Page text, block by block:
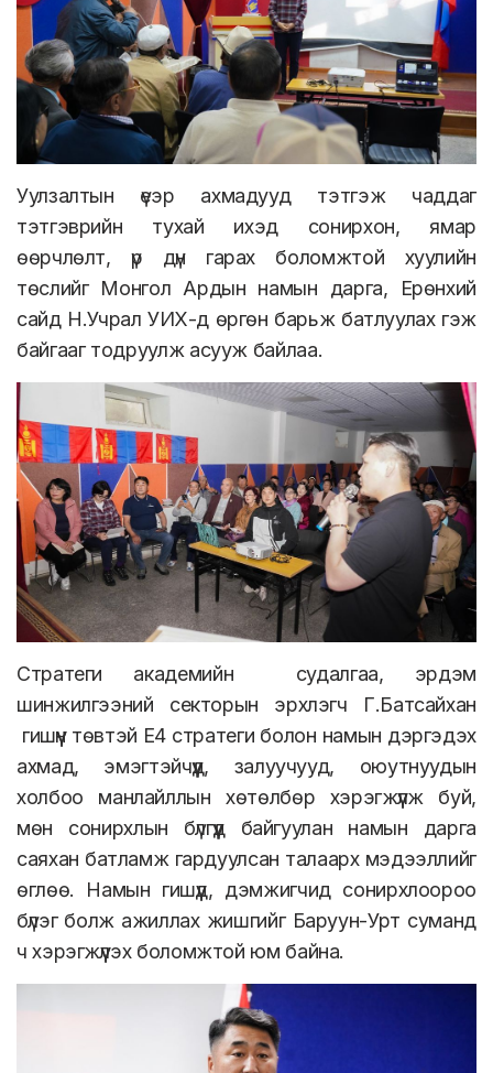
Уулзалтын үеэр ахмадууд тэтгэж чаддаг
тэтгэврийн тухай ихэд сонирхон, ямар
өөрчлөлт, үр дүн гарах боломжтой хуулийн
төслийг Монгол Ардын намын дарга, Ерөнхий
сайд Н.Учрал УИХ-д өргөн барьж батлуулах гэж
байгааг тодруулж асууж байлаа.
Стратеги академийн судалгаа, эрдэм
шинжилгээний секторын эрхлэгч Г.Батсайхан
гишүүн төвтэй E4 стратеги болон намын дэргэдэх
ахмад, эмэгтэйчүүд, залуучууд, оюутнуудын
холбоо манлайллын хөтөлбөр хэрэгжүүлж буй,
мөн сонирхлын бүлгүүд байгуулан намын дарга
саяхан батламж гардуулсан талаарх мэдээллийг
өглөө. Намын гишүүд, дэмжигчид сонирхлоороо
бүлэг болж ажиллах жишгийг Баруун-Урт суманд
ч хэрэгжүүлэх боломжтой юм байна.